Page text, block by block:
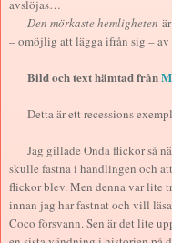
avslöjas…
Den mörkaste hemligheten
– omöjlig att lägga ifrån sig –
Bild och text hämtad från
Detta är ett recessions
Jag gillade Onda flickor så
skulle fastna i handlingen och
flickor blev. Men denna var lite
innan jag har fastnat och vill
Coco försvann. Sen är det lite